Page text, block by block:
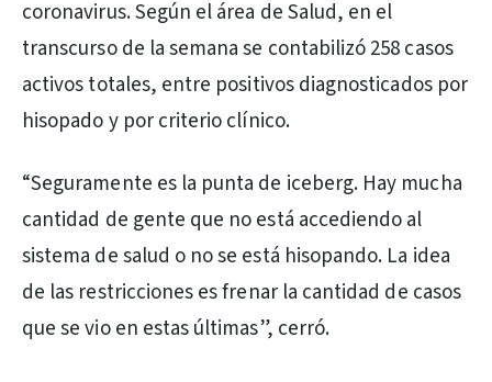
coronavirus. Según el área de Salud, en el
transcurso de la semana se contabilizó 258 casos
activos totales, entre positivos diagnosticados por
hisopado y por criterio clínico.
“Seguramente es la punta de iceberg. Hay mucha
cantidad de gente que no está accediendo al
sistema de salud o no se está hisopando. La idea
de las restricciones es frenar la cantidad de casos
que se vio en estas últimas”, cerró.